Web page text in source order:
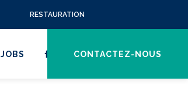
RESTAURATION
JOBS CONTACTEZ-NOUS